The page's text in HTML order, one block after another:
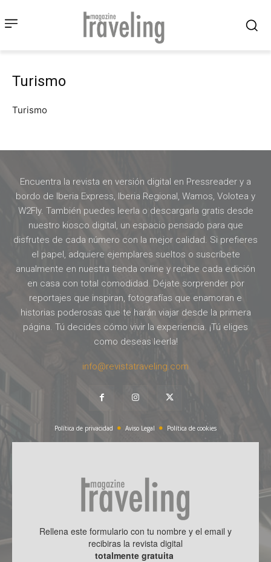
Turismo
Turismo
Encuentra la revista en versión digital en Pressreader y a
bordo de Iberia Express, Iberia Regional, Wamos, Volotea y
W2Fly. También puedes leerla o descargarla gratis desde
nuestro kiosco digital, un espacio pensado para que
disfrutes de cada número con la mejor calidad. Si prefieres
el papel, adquiere ejemplares sueltos o suscríbete
anualmente en nuestra tienda online y recibe cada edición
en casa con total comodidad. Déjate sorprender por
reportajes que inspiran, fotografías que enamoran e
historias poderosas que te harán viajar desde la primera
página. Tú decides cómo vivir la experiencia. ¡Tú eliges
como deseas leerla!
info@revistatraveling.com
Política de privacidad Aviso Legal Política de cookies